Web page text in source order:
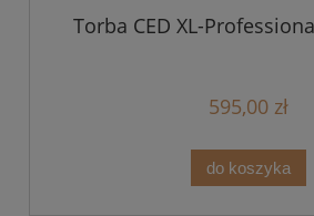
Torba CED XL-
595,00 zł
do koszyka